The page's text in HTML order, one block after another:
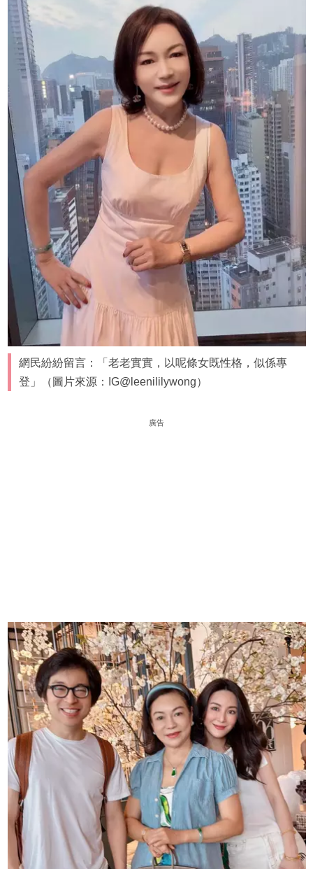
網民紛紛留言：「老老實實，以呢條女既性格，似係專
登」（圖片來源：IG@leenililywong）
廣告